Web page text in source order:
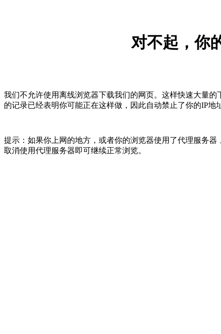
对不起，你
我们不允许使用离线浏览器下载我们的网页。这样快速大量
的记录已经表明你可能正在这样做，因此自动禁止了你的IP
提示：如果你上网的地方，或者你的浏览器使用了代理服务
取消使用代理服务器即可继续正常浏览。